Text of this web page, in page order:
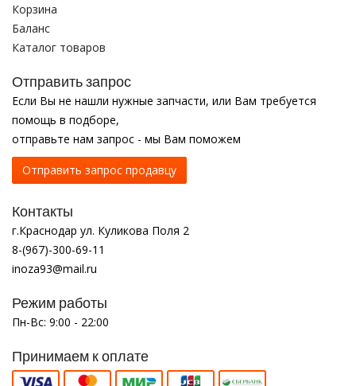
Корзина
Баланс
Каталог товаров
Отправить запрос
Если Вы не нашли нужные запчасти, или Вам требуется
помощь в подборе,
отправьте нам запрос - мы Вам поможем
Отправить запрос продавцу
Контакты
г.Краснодар ул. Куликова Поля 2
8-(967)-300-69-11
inoza93@mail.ru
Режим работы
Пн-Вс: 9:00 - 22:00
Принимаем к оплате